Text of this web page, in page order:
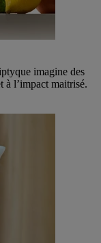
imagine des
à l’impact maitrisé.